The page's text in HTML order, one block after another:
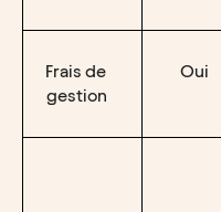
Frais de
gestion
Oui